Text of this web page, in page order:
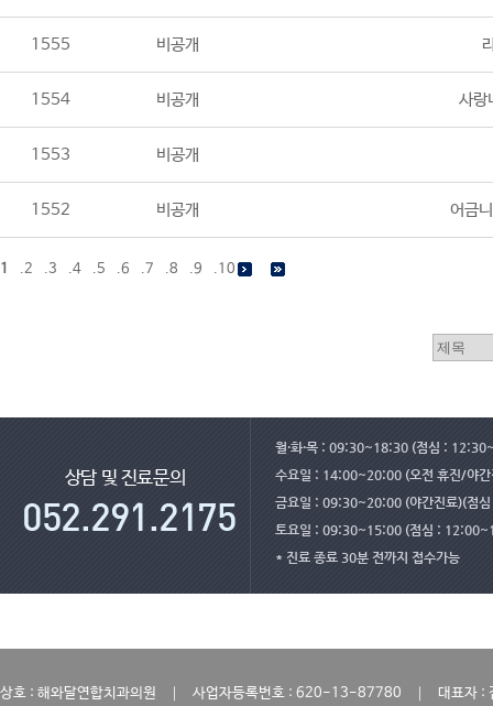
1555 비공개
1554 비공개 사랑
1553 비공개
1552 비공개 어금
1 .2 .3 .4 .5 .6 .7 .8 .9 .10
상담 및 진료문의
월·화·목 : 09:30~18:30 (점심 :
수요일 : 14:00~20:00 (오전 휴진/야간
금요일 : 09:30~20:00 (야간진료)(점
토요일 : 09:30~15:00 (점심 :
* 진료 종료 30분 전까지 접수가능
상호 : 해와달연합치과의원 사업자등록번호 : 620-13-87780
대표자 :